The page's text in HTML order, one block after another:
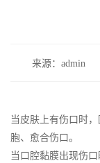
来源：admin
当皮肤上有伤口时
胞、愈合伤口。
当口腔黏膜出现伤